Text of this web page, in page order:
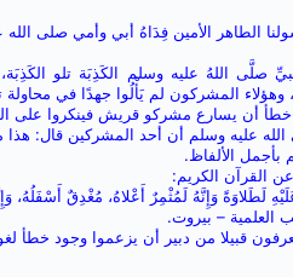
الطاهر الأمين فِدَاهُ أبي وأمي صلى
صلَّى اللهُ عليه وسلم الكَذِبَة تلو
وهؤلاء المشركون لم يَأْلُوا جهدًا في
أن يسارع مشركو قريش فينكروا على
عليه وسلم أن أحد المشركين قال: هذا
بأجمل الألفاظ.
القرآن الكريم:
لَطَلاوَةً وَإِنَّهُ لَمُثْمِرٌ أَعْلاهُ، مُغْدِقٌ أَسْفَلُهُ،
قبيلا من دبير أن يزعموا وجود خطأ